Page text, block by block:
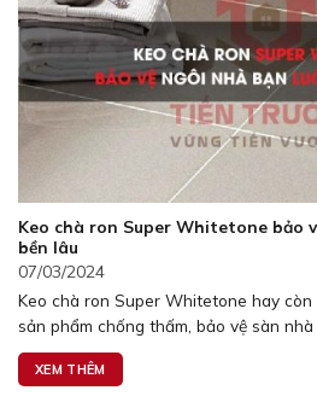
Keo chà ron Super Whitetone bảo
bền lâu
07/03/2024
Keo chà ron Super Whitetone hay
sản phẩm chống thấm, bảo vệ sàn nhà
XEM THÊM